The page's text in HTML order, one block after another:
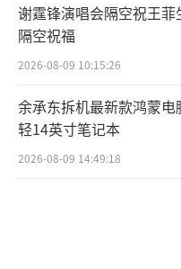
谢霆锋演唱会隔空祝王菲
隔空祝福
2026-08-09 10:15:26
余承东拆机最新款鸿蒙
轻14英寸笔记本
2026-08-09 14:49:18